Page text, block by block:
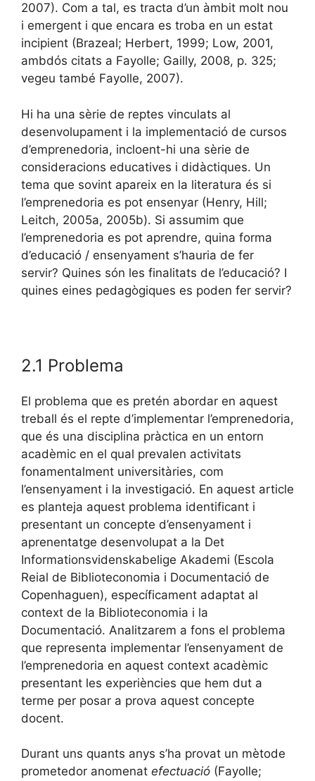
2007). Com a tal, es tracta d’un àmbit molt nou
i emergent i que encara es troba en un estat
incipient (Brazeal; Herbert, 1999; Low, 2001,
ambdós citats a Fayolle; Gailly, 2008, p. 325;
vegeu també Fayolle, 2007).
Hi ha una sèrie de reptes vinculats al
desenvolupament i la implementació de cursos
d’emprenedoria, incloent-hi una sèrie de
consideracions educatives i didàctiques. Un
tema que sovint apareix en la literatura és si
l’emprenedoria es pot ensenyar (Henry, Hill;
Leitch, 2005a, 2005b). Si assumim que
l’emprenedoria es pot aprendre, quina forma
d’educació / ensenyament s’hauria de fer
servir? Quines són les finalitats de l’educació? I
quines eines pedagògiques es poden fer servir?
2.1 Problema
El problema que es pretén abordar en aquest
treball és el repte d’implementar l’emprenedoria,
que és una disciplina pràctica en un entorn
acadèmic en el qual prevalen activitats
fonamentalment universitàries, com
l’ensenyament i la investigació. En aquest article
es planteja aquest problema identificant i
presentant un concepte d’ensenyament i
aprenentatge desenvolupat a la Det
Informationsvidenskabelige Akademi (Escola
Reial de Biblioteconomia i Documentació de
Copenhaguen), específicament adaptat al
context de la Biblioteconomia i la
Documentació. Analitzarem a fons el problema
que representa implementar l’ensenyament de
l’emprenedoria en aquest context acadèmic
presentant les experiències que hem dut a
terme per posar a prova aquest concepte
docent.
Durant uns quants anys s’ha provat un mètode
prometedor anomenat efectuació (Fayolle;